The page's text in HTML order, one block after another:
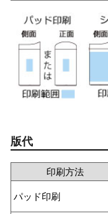
版代
印刷方法
パッド印刷